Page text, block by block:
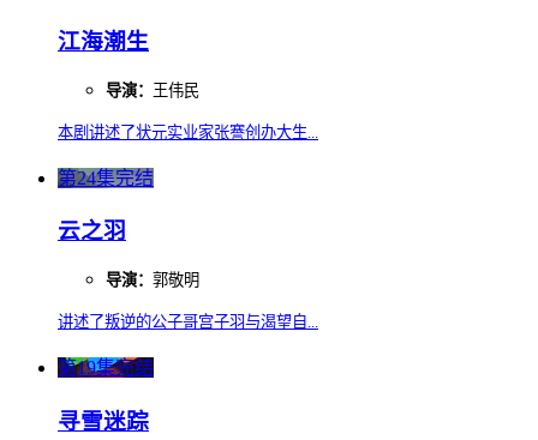
江海潮生
导演： 王伟民
本剧讲述了状元实业家张謇创办大生...
第24集完结
云之羽
导演： 郭敬明
讲述了叛逆的公子哥宫子羽与渴望自...
第19集完结
寻雪迷踪